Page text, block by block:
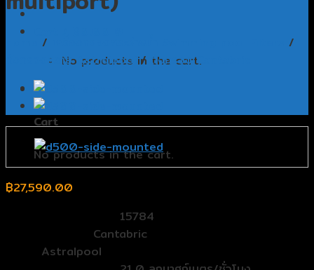
No products in the cart.
0
Cart
No products in the cart.
/
/
ถังกรองทราย Astralpool / ถังกรอง Cantabric
฿27,590.00
15784
Cantabric
Astralpool